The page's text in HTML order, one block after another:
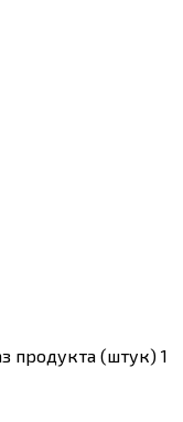
продукта (штук) 1